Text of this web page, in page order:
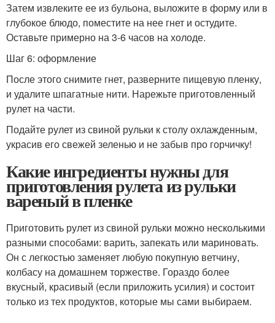
Затем извлеките ее из бульона, выложите в форму или в
глубокое блюдо, поместите на нее гнет и остудите.
Оставьте примерно на 3-6 часов на холоде.
Шаг 6: оформление
После этого снимите гнет, разверните пищевую пленку,
и удалите шпагатные нити. Нарежьте приготовленный
рулет на части.
Подайте рулет из свиной рульки к столу охлажденным,
украсив его свежей зеленью и не забыв про горчичку!
Какие ингредиенты нужны для
приготовления рулета из рульки
вареный в пленке
Приготовить рулет из свиной рульки можно несколькими
разными способами: варить, запекать или мариновать.
Он с легкостью заменяет любую покупную ветчину,
колбасу на домашнем торжестве. Гораздо более
вкусный, красивый (если приложить усилия) и состоит
только из тех продуктов, которые мы сами выбираем.